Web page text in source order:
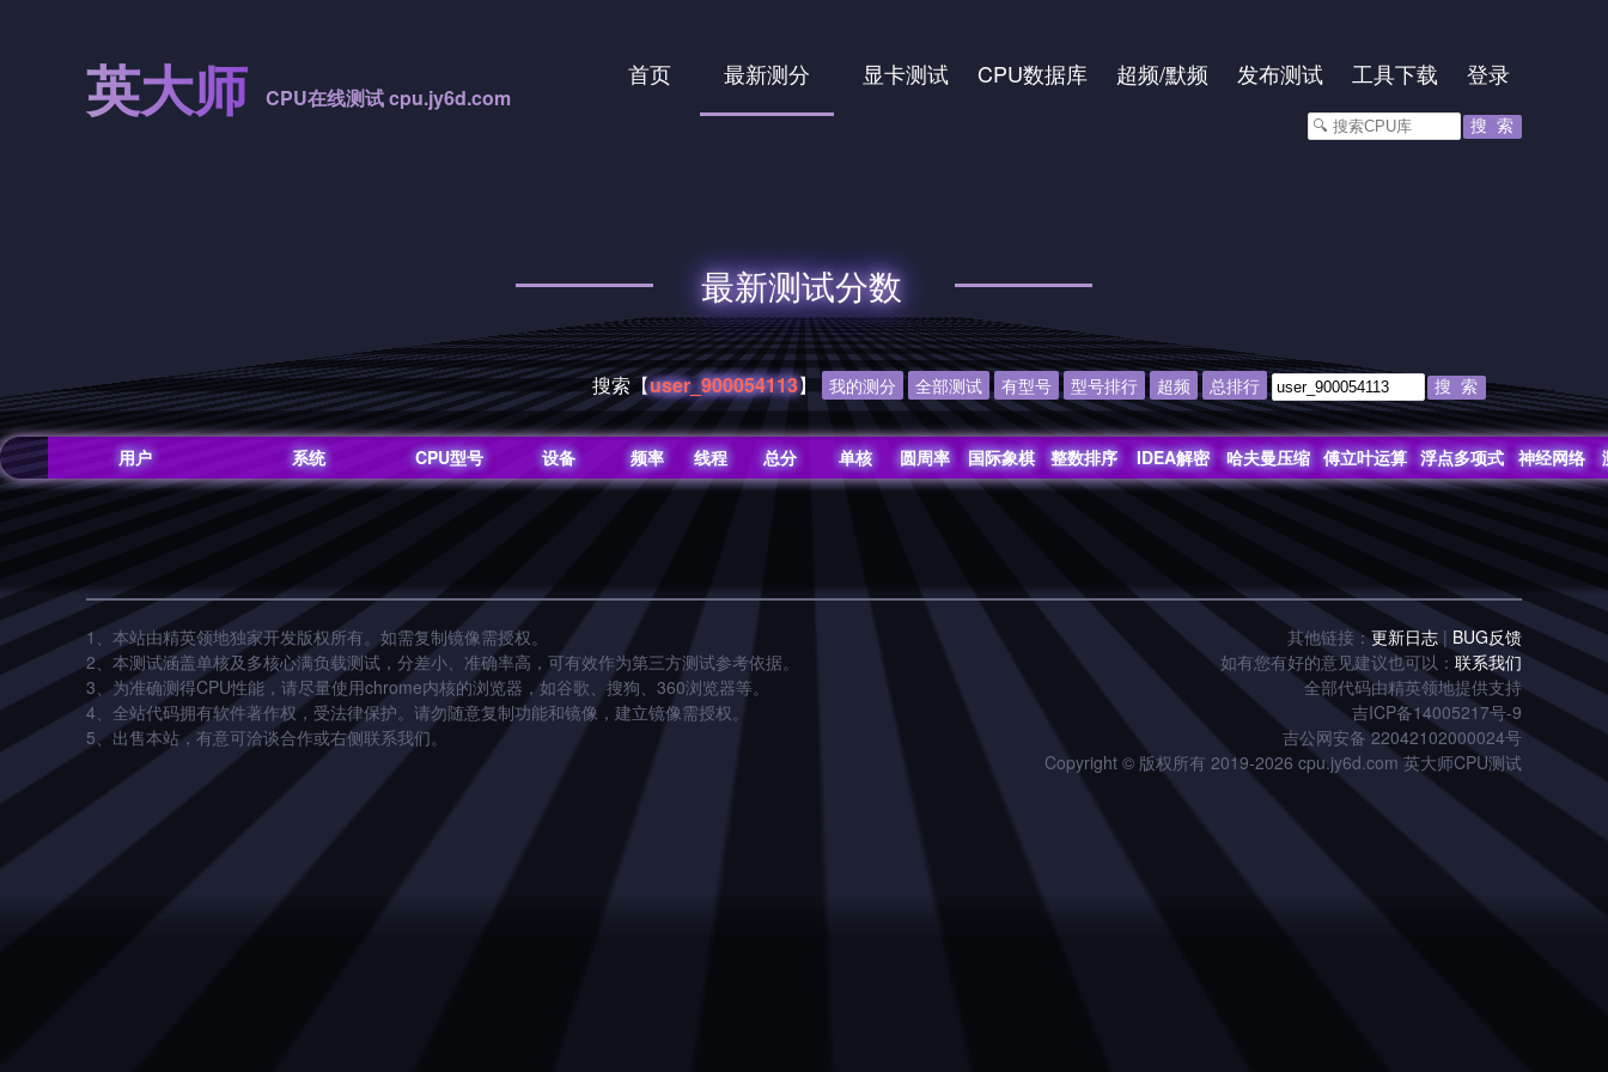
英大师 CPU在线测试 cpu.jy6d.com
首页 最新测分 显卡测试 CPU数据库 超频/默频 发布测试 工具下载 登录
最新测试分数
搜索【user_900054113】 我的测分 全部测试 有型号 型号排行 超频 总排行
用户 系统 CPU型号 设备 频率 线程 总分 单核 圆周率 国际象棋 整数排序 IDEA解密 哈夫曼压缩 傅立叶运算 浮点多项式 神经网络
1、本站由精英领地独家开发版权所有。如需复制镜像需授权。
2、本测试涵盖单核及多核心满负载测试，分差小、准确率高，可有效作为第三方测试参考依据。
3、为准确测得CPU性能，请尽量使用chrome内核的浏览器，如谷歌、搜狗、360浏览器等。
4、全站代码拥有软件著作权，受法律保护。请勿随意复制功能和镜像，建立镜像需授权。
5、出售本站，有意可洽谈合作或右侧联系我们。
其他链接：更新日志 | BUG反馈
如有您有好的意见建议也可以： 联系我们
全部代码由精英领地提供支持
吉ICP备14005217号-9
吉公网安备 22042102000024号
Copyright © 版权所有 2019-2026 cpu.jy6d.com 英大师CPU测试